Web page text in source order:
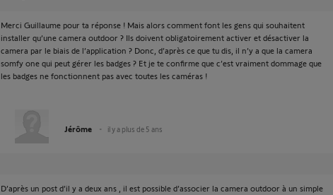
Merci Guillaume pour ta réponse ! Mais alors comment font les gens qui souhaitent
installer qu’une camera outdoor ? Ils doivent obligatoirement activer et désactiver la
camera par le biais de l’application ? Donc, d’après ce que tu dis, il n’y a que la camera
somfy one qui peut gérer les badges ? Et je te confirme que c’est vraiment dommage que
les badges ne fonctionnent pas avec toutes les caméras !
Jérôme il y a plus de 5 ans
D’après un post d’il y a deux ans , il est possible d’associer la camera outdoor à un simple